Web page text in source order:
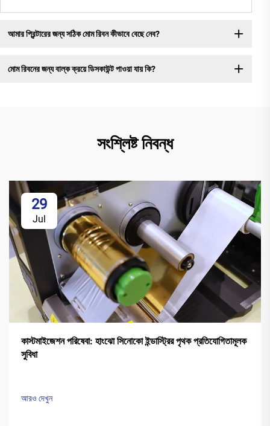
আমার প্রিন্টারের জন্য সঠিক মোম রিবন কীভাবে বেছে নেব?
মোম রিবনের জন্য বাল্ক ক্রয়ে ডিসকাউন্ট পাওয়া যায় কি?
সংশ্লিষ্ট নিবন্ধ
29
Jul
কাস্টমাইজেশন পরিষেবা: হাংঝো সিনোকো ইন্ডাস্ট্রির পৃথক প্রতিযোগিতামূলক
সুবিধা
আরও দেখুন